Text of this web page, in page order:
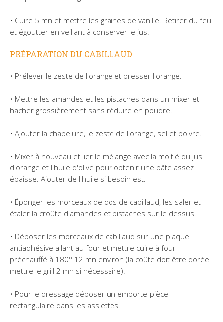
• Cuire 5 mn et mettre les graines de vanille. Retirer du feu
et égoutter en veillant à conserver le jus.
PRÉPARATION DU CABILLAUD
• Prélever le zeste de l'orange et presser l'orange.
• Mettre les amandes et les pistaches dans un mixer et
hacher grossièrement sans réduire en poudre.
• Ajouter la chapelure, le zeste de l'orange, sel et poivre.
• Mixer à nouveau et lier le mélange avec la moitié du jus
d'orange et l'huile d'olive pour obtenir une pâte assez
épaisse. Ajouter de l'huile si besoin est.
• Éponger les morceaux de dos de cabillaud, les saler et
étaler la croûte d'amandes et pistaches sur le dessus.
• Déposer les morceaux de cabillaud sur une plaque
antiadhésive allant au four et mettre cuire à four
préchauffé à 180° 12 mn environ (la coûte doit être dorée
mettre le grill 2 mn si nécessaire).
• Pour le dressage déposer un emporte-pièce
rectangulaire dans les assiettes.